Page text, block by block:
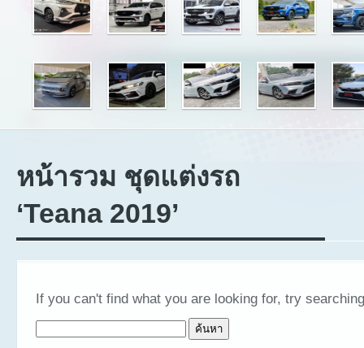
หน้ารวม ชุดแต่งรถ
‘Teana 2019’
If you can't find what you are looking for, try